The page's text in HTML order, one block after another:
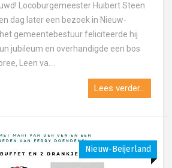
Locoburgemeester Huibert Steen
dag later een bezoek in Nieuw-
gemeentebestuur feliciteerde hij
jubileum en overhandigde een bos
Leen va....
Lees verder...
Nieuw-Beijerland